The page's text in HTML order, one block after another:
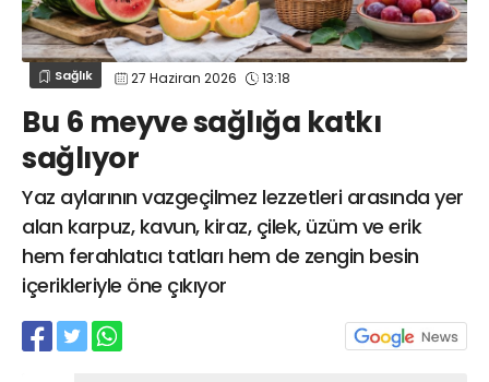
Sağlık 27 Haziran 2026 13:18
Bu 6 meyve sağlığa katkı
sağlıyor
Yaz aylarının vazgeçilmez lezzetleri arasında yer
alan karpuz, kavun, kiraz, çilek, üzüm ve erik
hem ferahlatıcı tatları hem de zengin besin
içerikleriyle öne çıkıyor
GÖZ HASTALIKLARI
SAĞLIK
GASTROENTEROLOJİ
ÇOCUK SAĞLIĞI VE HASTALIKLARI
SENDİKALAR
GÖGÜS HASTALIKLARI
DERMATOLOJİ
ENDOKRİNOLOJİ
Web TV Galeri Yazarlar
sagliktabugun@gmail.com